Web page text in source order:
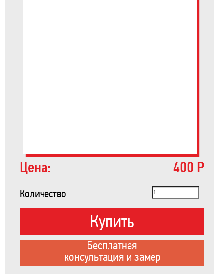
Цена: 400 Р
Количество
Купить
Бесплатная
консультация и замер